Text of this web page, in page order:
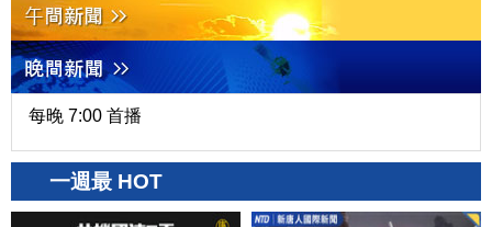
每晚 7:00 首播
一週最 HOT